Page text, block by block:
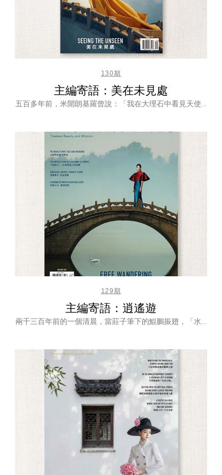
130期
主編寄語：美在未見處
五百多年前，米開朗基羅曾說：「我在大理石中看見天使…
129期
主編寄語：逍遙遊
兩千三百年前的一個清晨，當莊子筆下的鯤鵬振翅，「水…